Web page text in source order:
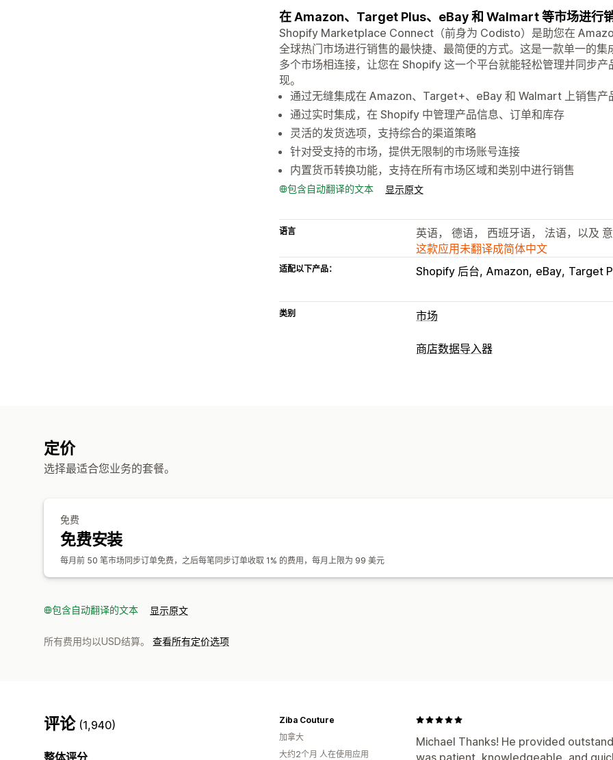
在 Amazon、Target Plus、eBay 和 Walmart 等市场进行
Shopify Marketplace Connect（前身为 Codisto）是助您在
全球热门市场进行销售的最快捷、最简便的方式。这是一款单一的
多个市场相连接，让您在 Shopify 这一个平台就能轻松管理并同步
现。
通过无缝集成在 Amazon、Target+、eBay 和 Walmart 上销售产
通过实时集成，在 Shopify 中管理产品信息、订单和库存
灵活的发货选项，支持综合的渠道策略
针对受支持的市场，提供无限制的市场账号连接
内置货币转换功能，支持在所有市场区域和类别中进行销售
包含自动翻译的文本 显示原文
语言
英语， 德语， 西班牙语， 法语，以及
这款应用未翻译成简体中文
适配以下产品： Shopify 后台 Amazon eBay Target
类别 市场
产品页面管理
商店数据导入器
定价
选择最适合您业务的套餐。
免费
免费安装
每月前 50 笔市场同步订单免费，之后每笔同步订单收取 1% 的费用，每月上限为 99 美元
包含自动翻译的文本 显示原文
所有费用均以USD结算。 查看所有定价选项
评论 (1,940)
整体评分
Michael Thanks! He provided
was patient, knowledgeable, and
Ziba Couture
加拿大
大约2个月 人在使用应用